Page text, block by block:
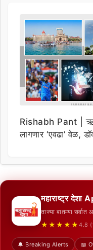
Rishabh Pant |
लागणार ‘एवढा’ वेळ,
महाराष्ट्र देशा
ताज्या बातम्या
★★★★★ 4.8
🔔 Breaking Alerts 📖